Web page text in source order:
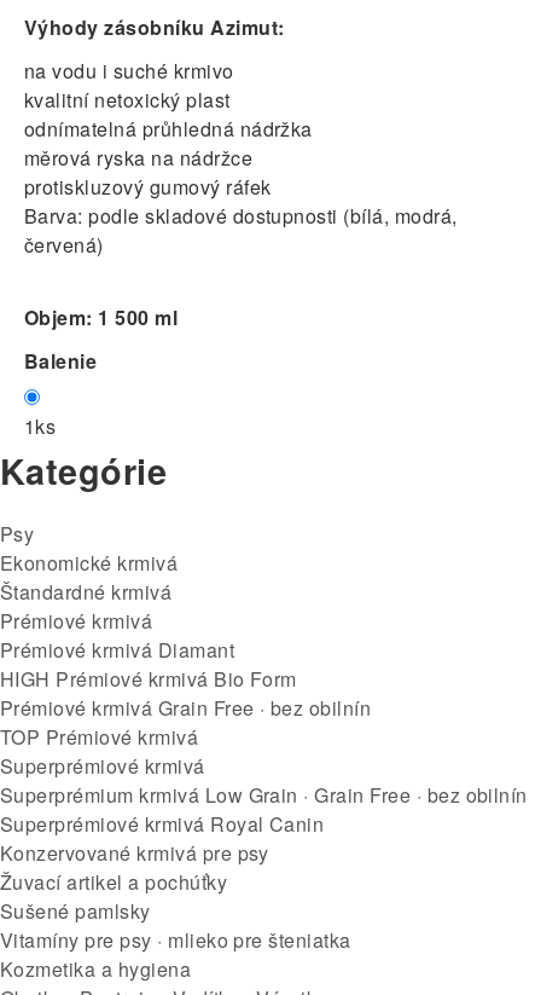
Výhody zásobníku Azimut:
na vodu i suché krmivo
kvalitní netoxický plast
odnímatelná průhledná nádržka
měrová ryska na nádržce
protiskluzový gumový ráfek
Barva: podle skladové dostupnosti (bílá, modrá,
červená)
Objem: 1 500 ml
Balenie
1ks
Kategórie
Psy
Ekonomické krmivá
Štandardné krmivá
Prémiové krmivá
Prémiové krmivá Diamant
HIGH Prémiové krmivá Bio Form
Prémiové krmivá Grain Free · bez obilnín
TOP Prémiové krmivá
Superprémiové krmivá
Superprémium krmivá Low Grain · Grain Free · bez obilnín
Superprémiové krmivá Royal Canin
Konzervované krmivá pre psy
Žuvací artikel a pochúťky
Sušené pamlsky
Vitamíny pre psy · mlieko pre šteniatka
Kozmetika a hygiena